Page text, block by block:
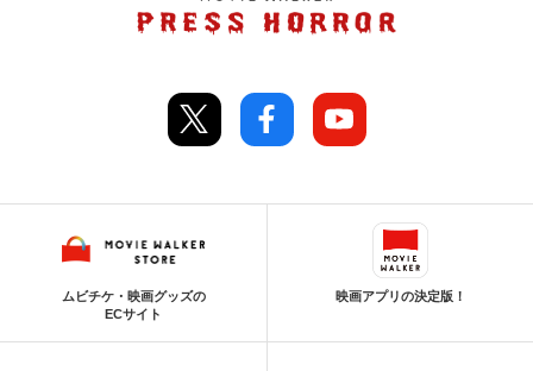
ムビチケ・映画グッズの
ECサイト
映画アプリの決定版！